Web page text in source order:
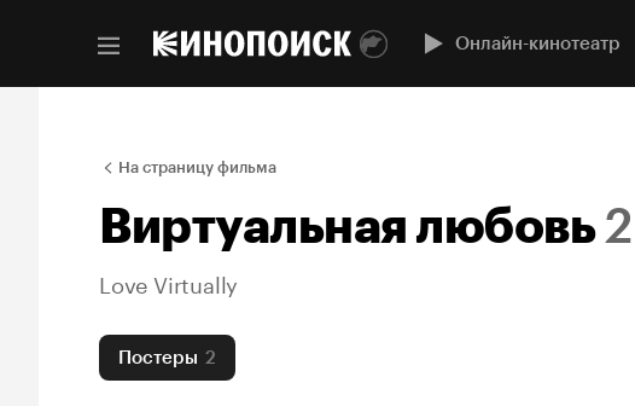
Онлайн-кинотеатр
На страницу фильма
Виртуальная любовь2
Love Virtually
Постеры 2